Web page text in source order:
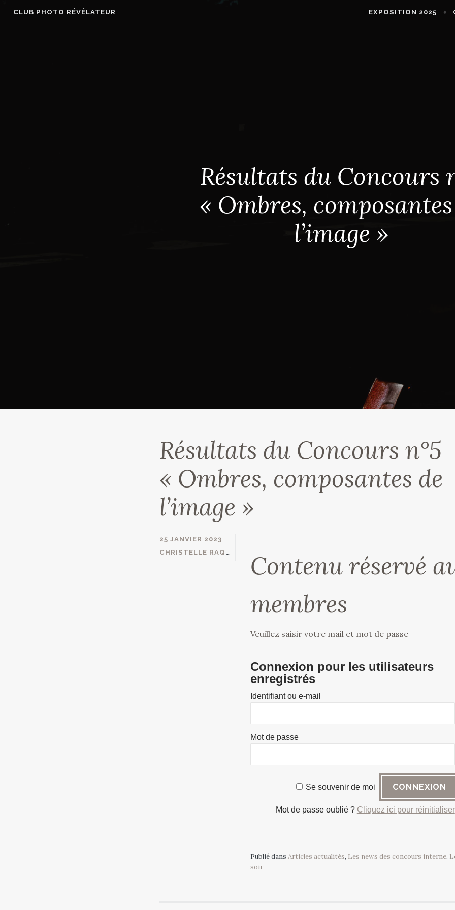
CLUB PHOTO RÉVÉLATEUR EXPOSITION 2025
Résultats du Concours
« Ombres,
l’image »
Résultats du Concours n°5
« Ombres, composantes de
l’image »
25 JANVIER 2023
CHRISTELLE RAQUIL
Contenu réservé
membres
Veuillez saisir votre mail et mot de passe
Connexion pour les utilisateurs
enregistrés
Identifiant ou e-mail
Mot de passe
Se souvenir de moi
Mot de passe oublié ? Cliquez ici pour réinitialiser
Publié dans Articles actualités, Les news des concours interne,
soir